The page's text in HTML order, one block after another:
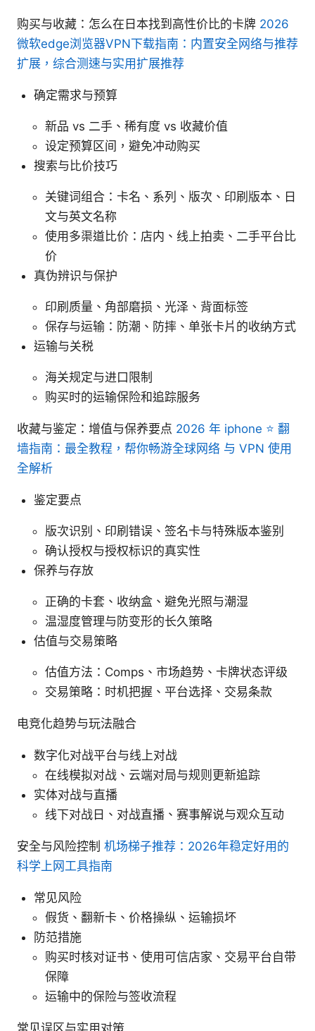
购买与收藏：怎么在日本找到高性价比的卡牌 2026
微软edge浏览器VPN下载指南：内置安全网络与推荐
扩展，综合测速与实用扩展推荐
确定需求与预算
新品 vs 二手、稀有度 vs 收藏价值
设定预算区间，避免冲动购买
搜索与比价技巧
关键词组合：卡名、系列、版次、印刷版本、日
文与英文名称
使用多渠道比价：店内、线上拍卖、二手平台比
价
真伪辨识与保护
印刷质量、角部磨损、光泽、背面标签
保存与运输：防潮、防摔、单张卡片的收纳方式
运输与关税
海关规定与进口限制
购买时的运输保险和追踪服务
收藏与鉴定：增值与保养要点 2026 年 iphone ⭐ 翻
墙指南：最全教程，帮你畅游全球网络 与 VPN 使用
全解析
鉴定要点
版次识别、印刷错误、签名卡与特殊版本鉴别
确认授权与授权标识的真实性
保养与存放
正确的卡套、收纳盒、避免光照与潮湿
温湿度管理与防变形的长久策略
估值与交易策略
估值方法：Comps、市场趋势、卡牌状态评级
交易策略：时机把握、平台选择、交易条款
电竞化趋势与玩法融合
数字化对战平台与线上对战
在线模拟对战、云端对局与规则更新追踪
实体对战与直播
线下对战日、对战直播、赛事解说与观众互动
安全与风险控制 机场梯子推荐：2026年稳定好用的
科学上网工具指南
常见风险
假货、翻新卡、价格操纵、运输损坏
防范措施
购买时核对证书、使用可信店家、交易平台自带
保障
运输中的保险与签收流程
常见误区与实用对策